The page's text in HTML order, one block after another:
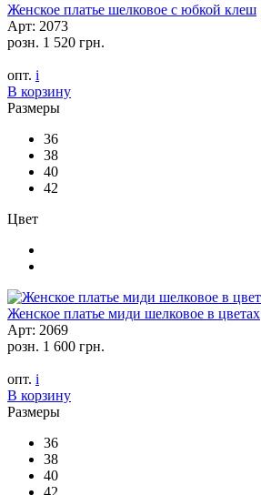
Женское платье шелковое с юбкой клеш
Арт: 2073
розн. 1 520 грн.
опт. i
В корзину
Размеры
36
38
40
42
Цвет
Женское платье миди шелковое в цветах
Арт: 2069
розн. 1 600 грн.
опт. i
В корзину
Размеры
36
38
40
42